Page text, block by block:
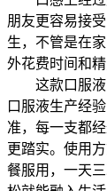
朋友更容易接
生，不管是在
外花费时间和精
这款口服
口服液生产经
准，每一支都
更踏实。使用
餐服用，一天